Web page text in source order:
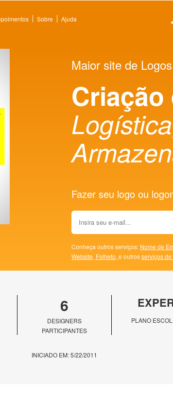
Sobre Ajuda
Maior site de
Criação
Fazer seu logo ou
Conheça outros serviços: Nome de
Website, Folheto, e outrosserviços
6
DESIGNERS
PARTICIPANTES
PLANO
INICIADO EM: 5/22/2011